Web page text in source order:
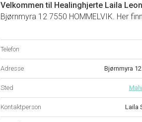
Velkommen til Healinghjerte Laila
Bjørnmyra 12 7550 HOMMELVIK. Her
Telefon
Adresse Bjørnmyra
Sted
Kontaktperson Laila